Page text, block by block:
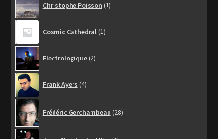
Christophe Poisson 1produit
Cosmic Cathedral 1produit
Electrologique 2produits
Frank Ayers 4produits
Frédéric Gerchambeau 28produits